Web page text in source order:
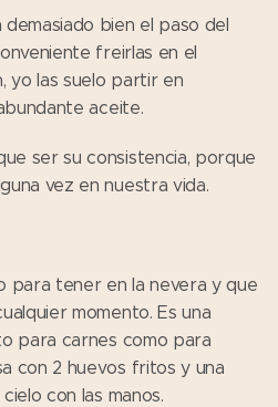
bien el paso del
freirlas en el
yo las suelo partir en
aceite.
ser su consistencia, porque
vez en nuestra vida.
para tener en la nevera y que
momento. Es una
para carnes como para
con 2 huevos fritos y una
con las manos.